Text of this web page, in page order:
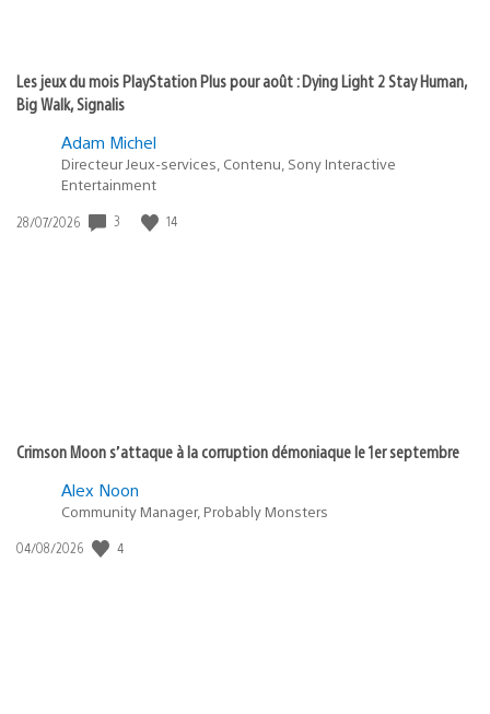
Les jeux du mois PlayStation Plus pour août : Dying Light 2 Stay Human,
Big Walk, Signalis
Adam Michel
Directeur Jeux-services, Contenu, Sony Interactive
Entertainment
Date
28/07/2026 3 14
Crimson Moon s’attaque à la corruption démoniaque le 1er septembre
Alex Noon
Community Manager, Probably Monsters
Date
04/08/2026 4